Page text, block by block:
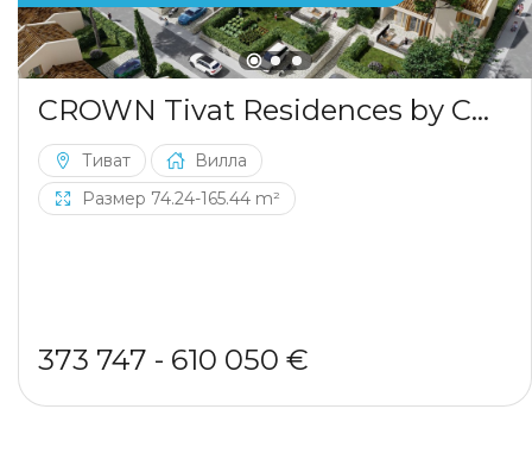
CROWN Tivat Residences by CMM
Тиват
Вилла
Размер 74.24-165.44 m²
373 747 - 610 050 €